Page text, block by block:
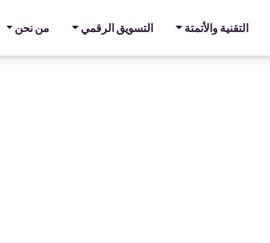
التقنية والأتمتة التسويق الرقمي من نحن